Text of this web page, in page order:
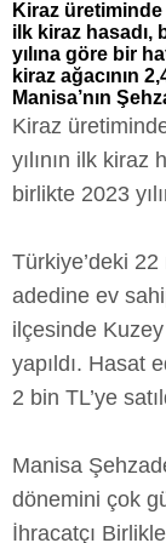
Kiraz üretiminde
ilk kiraz hasadı,
yılına göre bir
kiraz ağacının
Manisa’nın
Kiraz
yılının ilk kiraz
birlikte 2023
Türkiye’deki
adedine ev
ilçesinde
yapıldı. Hasat
2 bin TL’ye
Manisa
dönemini çok
İhracatçı